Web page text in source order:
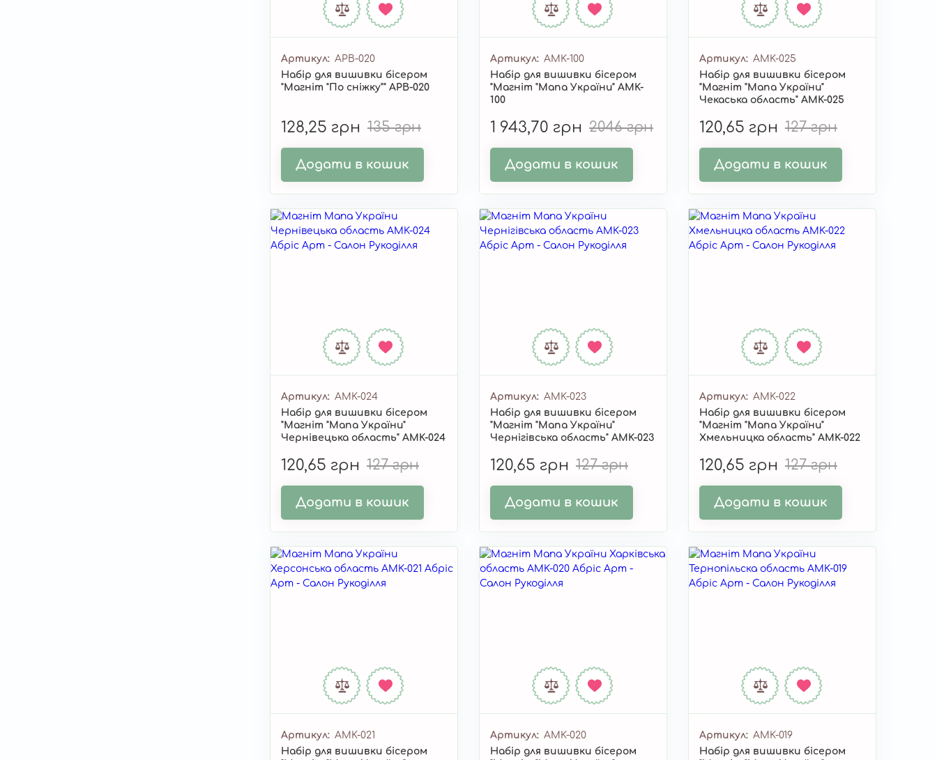
Артикул
APB-020
Набір для вишивки бісером
"Магніт "По сніжку"" APB-020
128,25 грн 135 грн
Додати в кошик
Артикул
AMK-100
Набір для вишивки бісером
"Магніт "Мапа України" AMK-
100
1 943,70 грн 2046 грн
Додати в кошик
Артикул
AMK-025
Набір для вишивки бісером
"Магніт "Мапа України"
Чекаська область" AMK-025
120,65 грн 127 грн
Додати в кошик
Артикул
AMK-024
Набір для вишивки бісером
"Магніт "Мапа України"
Чернівецька область" AMK-024
120,65 грн 127 грн
Додати в кошик
Артикул
AMK-023
Набір для вишивки бісером
"Магніт "Мапа України"
Чернігівська область" AMK-023
120,65 грн 127 грн
Додати в кошик
Артикул
AMK-022
Набір для вишивки бісером
"Магніт "Мапа України"
Хмельницка область" AMK-022
120,65 грн 127 грн
Додати в кошик
Артикул
AMK-021
Набір для вишивки бісером
Артикул
AMK-020
Набір для вишивки бісером
Артикул
AMK-019
Набір для вишивки бісером